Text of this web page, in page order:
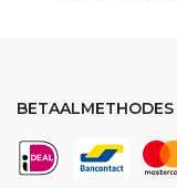
BETAALMETHODES